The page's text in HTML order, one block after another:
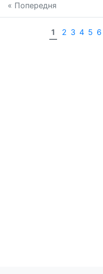
« Попередня
1 2 3 4 5 6